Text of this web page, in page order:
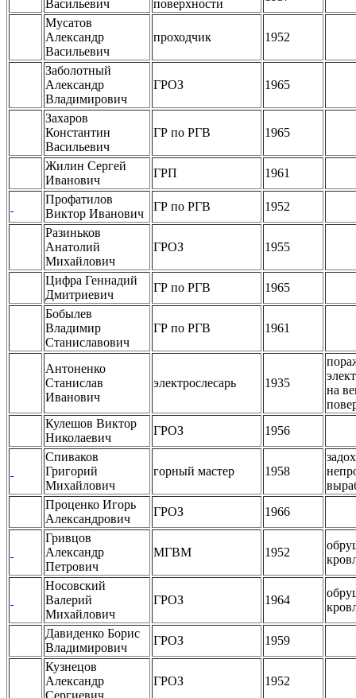
Васильевич
поверхности
Мусатов
Александр
Васильевич
проходчик 1952
Заболотный
Александр
Владимирович
ГРОЗ 1965
Захаров
Константин
Васильевич
ГР по РГВ 1965
Жилин Сергей
Иванович
ГРП
1961
Профатилов
Виктор Иванович
ГР по РГВ
1952
Разиньков
Анатолий
Михайлович
ГРОЗ 1955
Цифра Геннадий
Дмитриевич
ГР по РГВ
1965
Бобылев
Владимир
Станиславович
ГР по РГВ 1961
Антоненко
Станислав
Иванович
электрослесарь 1935
на
Кулешов Виктор
Николаевич
ГРОЗ
1956
Спиваков
Григорий
Михайлович
горный мастер 1958
Проценко Игорь
Александрович
ГРОЗ
1966
Гривцов
Александр
Петрович
МГВМ 1952
Носовский
Валерий
Михайлович
ГРОЗ 1964
Давиденко Борис
Владимирович
ГРОЗ
1959
Кузнецов
Александр
Сергиевич
ГРОЗ 1952